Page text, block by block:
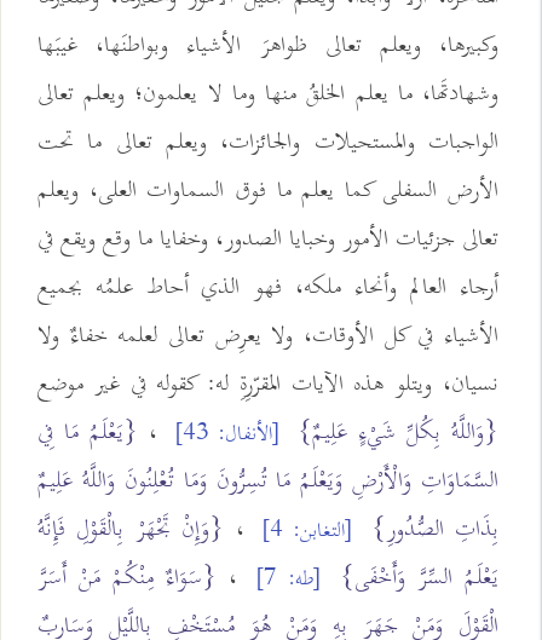
وكبيرها، ويعلم تعالى ظواهرَ الأشياء وبواطنَها، غيبَها
وشهادتَها، ما يعلم الخلقُ منها وما لا يعلمون؛ ويعلم تعالى
الواجبات والمستحيلات والجائزات، ويعلم تعالى ما تحت
الأرض السفلى كما يعلم ما فوق السماوات العلى، ويعلم
تعالى جزئيات الأمور وخبايا الصدور، وخفايا ما وقع ويقع في
أرجاء العالم وأنحاء ملكه، فهو الذي أحاط علمُه بجميع
الأشياء في كل الأوقات، ولا يعرِض تعالى لعلمه خفاءٌ ولا
نسيان، ويتلو هذه الآيات المقرّرِةِ له: كقوله في غير موضع
{وَاللَّهُ بِكُلِّ شَيْءٍ عَلِيمٌ} [الأنفال: 43] ، {يَعْلَمُ مَا فِي
السَّمَاوَاتِ وَالْأَرْضِ وَيَعْلَمُ مَا تُسِرُّونَ وَمَا تُعْلِنُونَ وَاللَّهُ عَلِيمٌ
بِذَاتِ الصُّدُورِ} [التغابن: 4] ، {وَإِنْ تَجْهَرْ بِالْقَوْلِ فَإِنَّهُ
يَعْلَمُ السِّرَّ وَأَخْفَى} [طه: 7] ، {سَوَاءٌ مِنْكُمْ مَنْ أَسَرَّ
الْقَوْلَ وَمَنْ جَهَرَ بِهِ وَمَنْ هُوَ مُسْتَخْفٍ بِاللَّيْلِ وَسَارِبٌ